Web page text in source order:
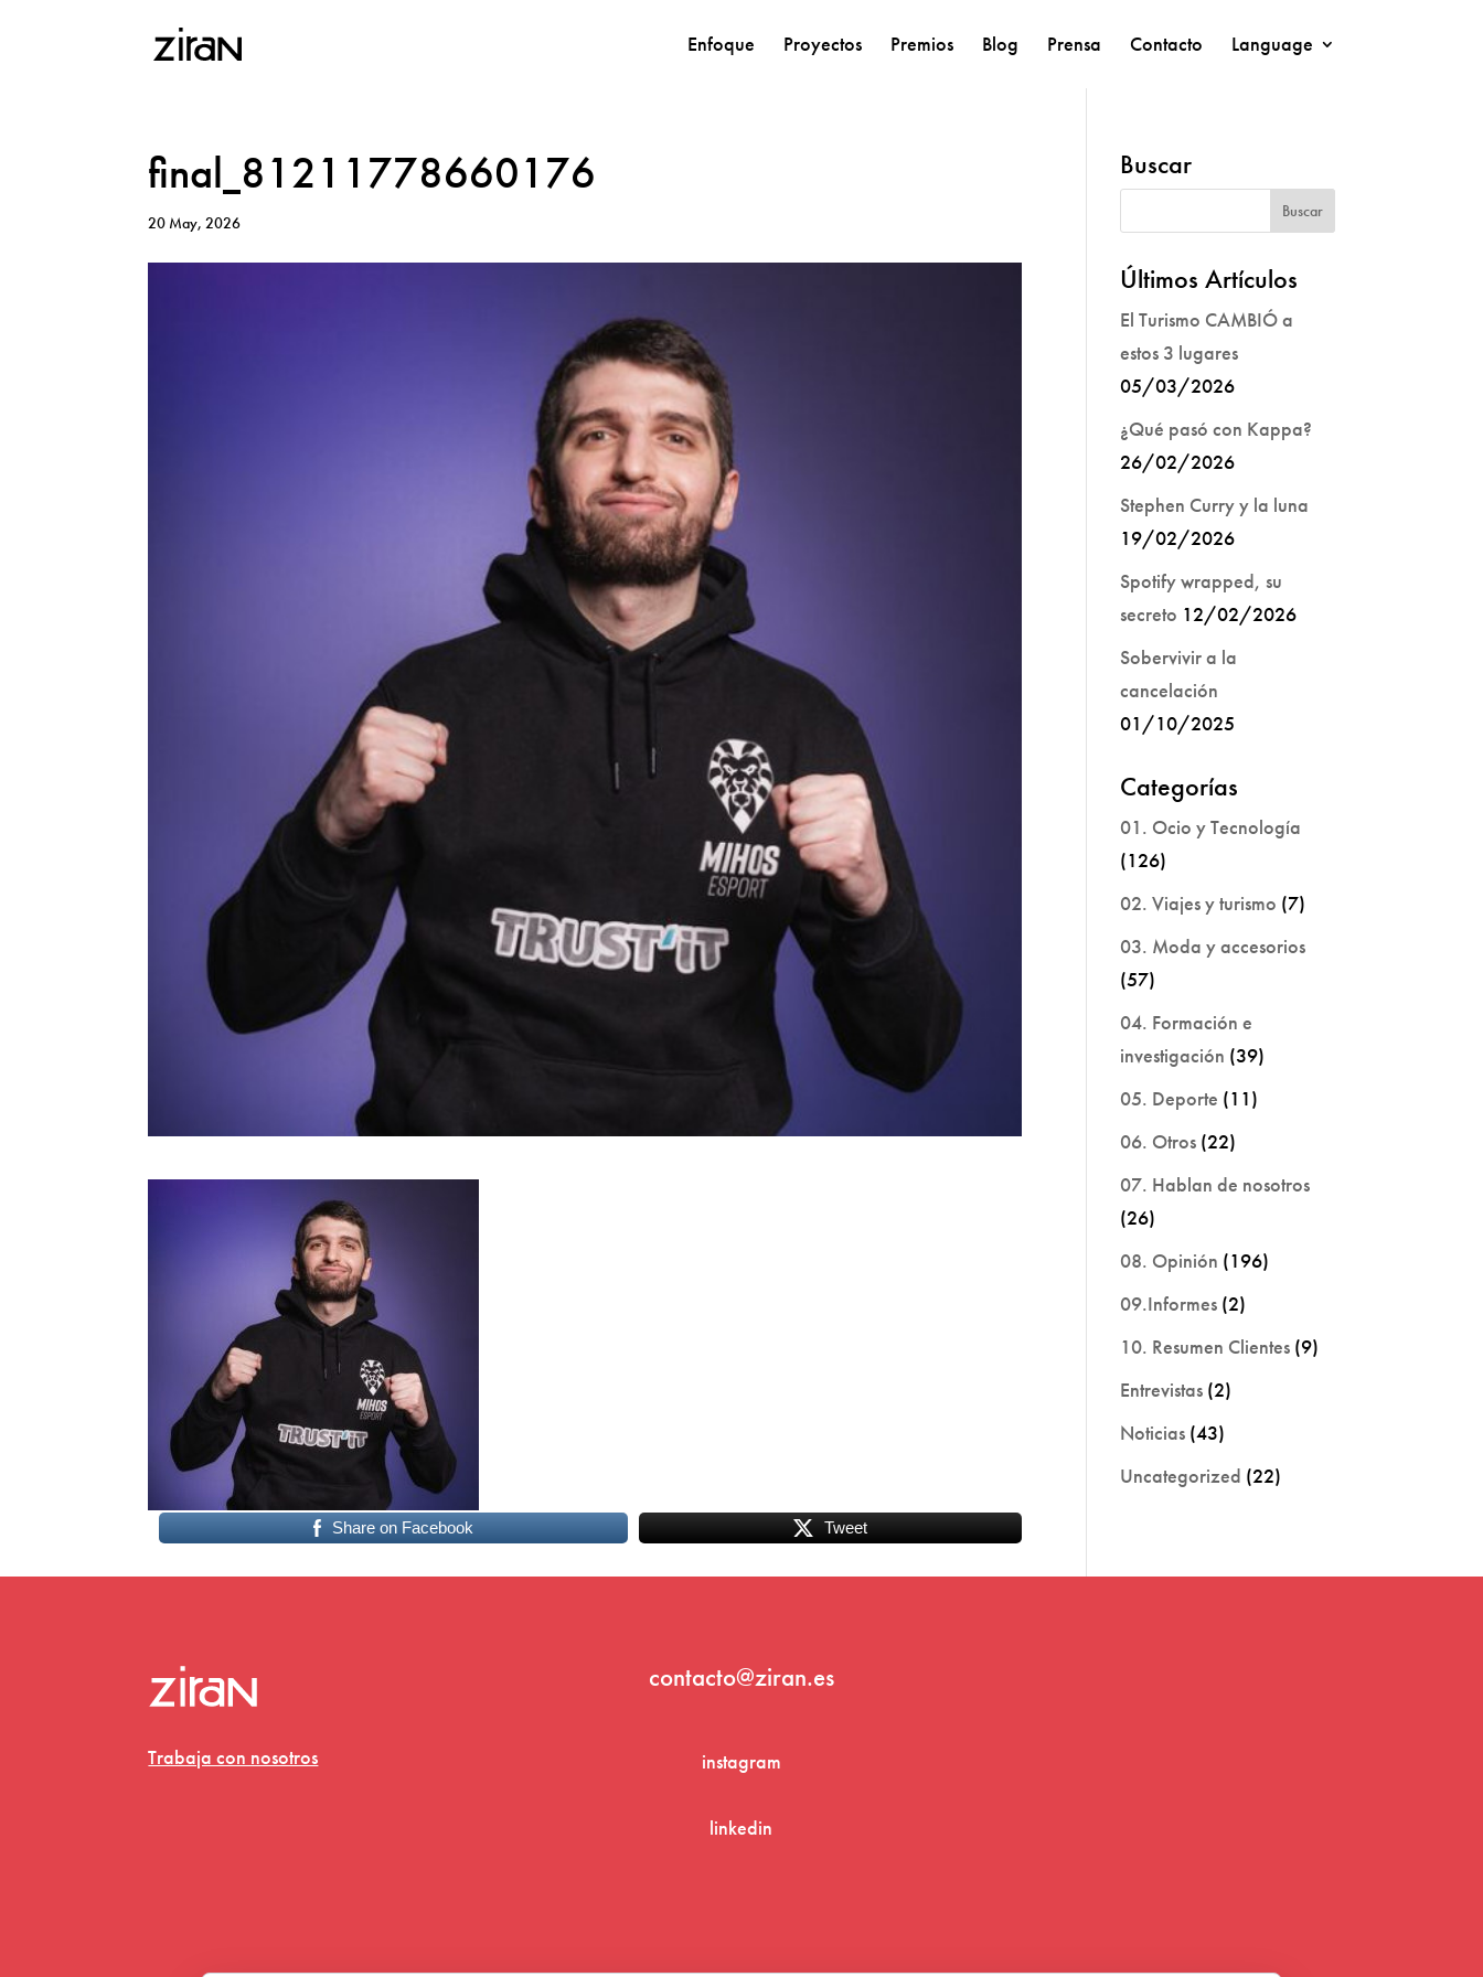
Enfoque Proyectos Premios Blog Prensa Contacto Language
final_81211778660176
20 May, 2026
Share on Facebook Tweet
Buscar
Últimos Artículos
El Turismo CAMBIÓ a
estos 3 lugares
05/03/2026
¿Qué pasó con Kappa?
26/02/2026
Stephen Curry y la luna
19/02/2026
Spotify wrapped, su
secreto 12/02/2026
Sobervivir a la
cancelación
01/10/2025
Categorías
01. Ocio y Tecnología
(126)
02. Viajes y turismo (7)
03. Moda y accesorios
(57)
04. Formación e
investigación (39)
05. Deporte (11)
06. Otros (22)
07. Hablan de nosotros
(26)
08. Opinión (196)
09.Informes (2)
10. Resumen Clientes (9)
Entrevistas (2)
Noticias (43)
Uncategorized (22)
Trabaja con nosotros
contacto@ziran.es
instagram
linkedin